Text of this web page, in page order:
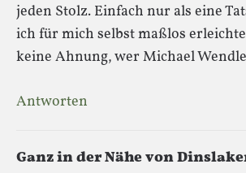
jeden Stolz. Einfach nur als eine
ich für mich selbst maßlos
keine Ahnung, wer Michael
Antworten
Ganz in der Nähe von